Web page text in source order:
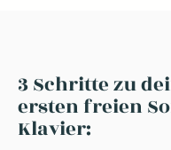
3 Schritte zu
ersten freien
Klavier: